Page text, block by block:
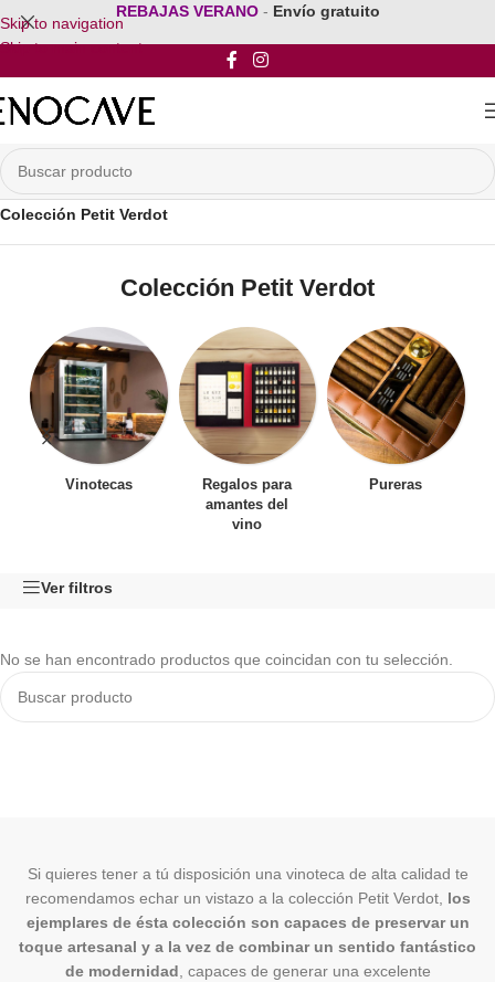
Skip to navigation
Skip to main content
REBAJAS VERANO - Envío gratuito
Inicio/Mobiliario para vinos/Muebles para Vinos/
Colección Petit Verdot
Colección Petit Verdot
Vinotecas
Regalos para
amantes del
vino
Pureras
Ver filtros
No se han encontrado productos que coincidan con tu selección.
Si quieres tener a tú disposición una vinoteca de alta calidad te
recomendamos echar un vistazo a la colección Petit Verdot, los
ejemplares de ésta colección son capaces de preservar un
toque artesanal y a la vez de combinar un sentido fantástico
de modernidad, capaces de generar una excelente